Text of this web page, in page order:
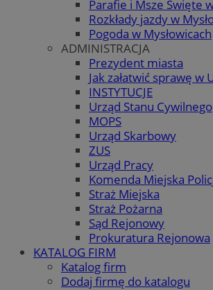
Parafie i Msze Święte
Rozkłady jazdy w
Pogoda w Mysłowicach
ADMINISTRACJA
Prezydent miasta
Jak załatwić sprawę w
INSTYTUCJE
Urząd Stanu Cywilnego
MOPS
Urząd Skarbowy
ZUS
Urząd Pracy
Komenda Miejska
Straż Miejska
Straż Pożarna
Sąd Rejonowy
Prokuratura Rejonowa
KATALOG FIRM
Katalog firm
Dodaj firmę do katalogu